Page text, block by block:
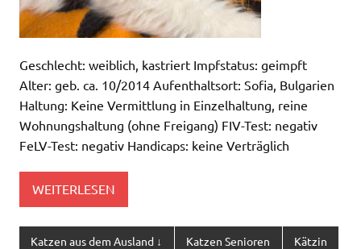
Geschlecht: weiblich, kastriert Impfstatus: geimpft
Alter: geb. ca. 10/2014 Aufenthaltsort: Sofia, Bulgarien
Haltung: Keine Vermittlung in Einzelhaltung, reine
Wohnungshaltung (ohne Freigang) FIV-Test: negativ
FeLV-Test: negativ Handicaps: keine Verträglich
WEITERLESEN
Katzen aus dem Ausland ↓ Katzen Senioren Kätzin